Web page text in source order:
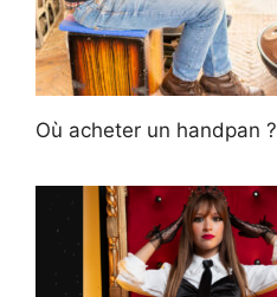
Où acheter un handpan ?